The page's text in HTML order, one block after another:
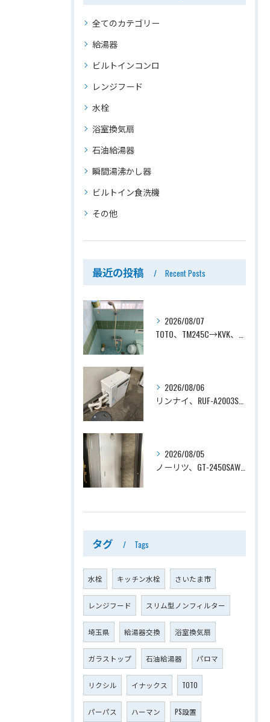
全てのカテゴリー
給湯器
ビルトインコンロ
レンジフード
水栓
浴室換気扇
石油給湯器
瞬間湯沸かし器
ビルトイン食洗機
その他
最近の投稿 Recent Posts
2026/08/07
2026/08/06
2026/08/05
タグ Tags
水栓 キッチン水栓 さいたま市
レンジフード スリム型ノンフィルター
埼玉県 給湯器交換 浴室換気扇
ガラストップ 石油給湯器 パロマ
リクシル イナックス TOTO
パーパス ハーマン PS設置